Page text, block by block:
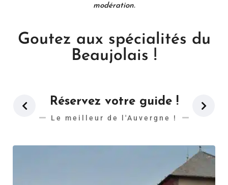
modération.
Goutez aux spécialités du
Beaujolais !
Réservez votre guide !
Le meilleur de l'Auvergne !